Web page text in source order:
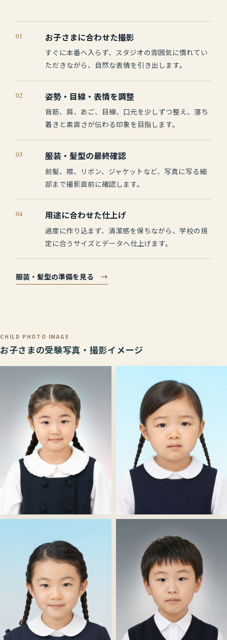
01 お子さまに合わせた撮影
すぐに本番へ入らず、スタジオの雰囲気に慣れてい
ただきながら、自然な表情を引き出します。
02 姿勢・目線・表情を調整
背筋、肩、あご、目線、口元を少しずつ整え、落ち
着きと素直さが伝わる印象を目指します。
03 服装・髪型の最終確認
前髪、襟、リボン、ジャケットなど、写真に写る細
部まで撮影直前に確認します。
04 用途に合わせた仕上げ
過度に作り込まず、清潔感を保ちながら、学校の規
定に合うサイズとデータへ仕上げます。
服装・髪型の準備を見る →
CHILD PHOTO IMAGE
お子さまの受験写真・撮影イメージ